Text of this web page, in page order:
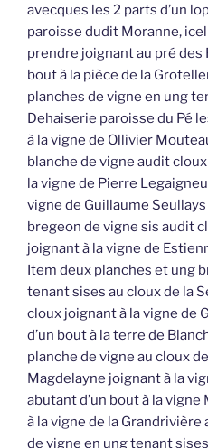
avecques les 2 parts d’un
paroisse dudit Moranne,
prendre joignant au pré des
bout à la pièce de la
planches de vigne en ung
Dehaiserie paroisse du Pé
à la vigne de Ollivier
blanche de vigne audit
la vigne de Pierre
vigne de Guillaume
bregeon de vigne sis audit
joignant à la vigne de
Item deux planches et ung
tenant sises au cloux de la
cloux joignant à la vigne de
d’un bout à la terre de
planche de vigne au cloux
Magdelayne joignant à la
abutant d’un bout à la
à la vigne de la
de vigne en ung tenant